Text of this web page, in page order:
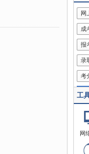
网
成
报
录
考
考
工
网